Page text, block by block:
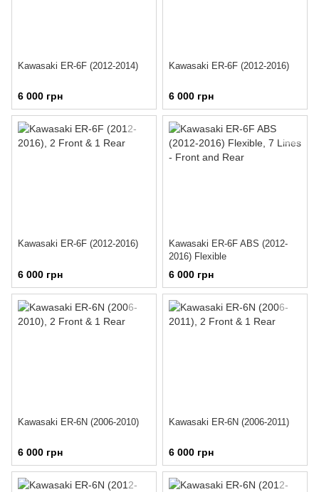
Kawasaki ER-6F (2012-2014)
6 000 грн
Kawasaki ER-6F (2012-2016)
6 000 грн
Kawasaki ER-6F (2012-2016)
6 000 грн
Kawasaki ER-6F ABS (2012-
2016) Flexible
6 000 грн
Kawasaki ER-6N (2006-2010)
6 000 грн
Kawasaki ER-6N (2006-2011)
6 000 грн